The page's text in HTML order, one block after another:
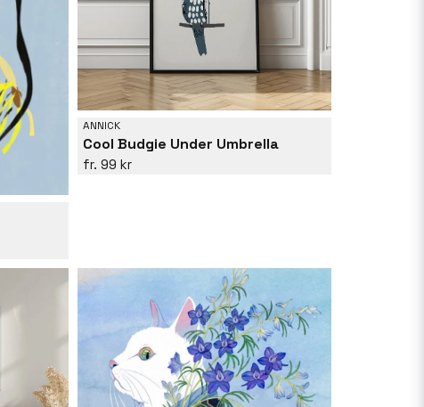
ANNICK
Cool Budgie Under Umbrella
99 kr